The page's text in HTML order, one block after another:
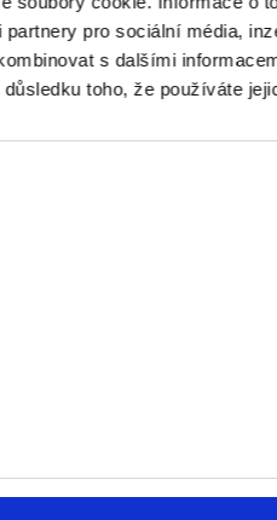
pro sociální média,
s dalšími
toho, že používáte
a rodiny s dětmi
spaní, začalo totiž
se mnoho
od prvních
Vrcholem roku byly
pokroky nový rok